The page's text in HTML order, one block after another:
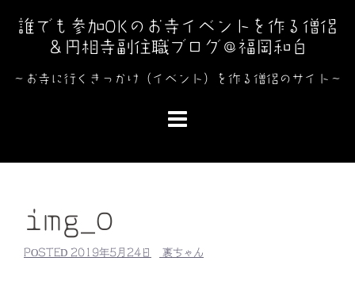
キ
誰でも参加OKのお寺イベントを作る僧侶
＆円相寺副住職ブログ＠福岡和白
～お寺に行くきっかけ（イベント）を作る僧侶のサイト～
img_0
POSTED 2019年5月24日 裏ちゃん